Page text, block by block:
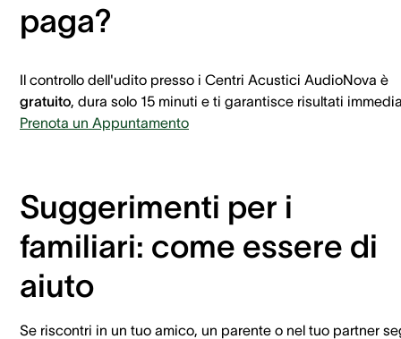
paga?
Il controllo dell'udito presso i Centri Acustici AudioNova è
gratuito, dura solo 15 minuti e ti garantisce risultati
Prenota un Appuntamento
Suggerimenti per i
familiari: come essere di
aiuto
Se riscontri in un tuo amico, un parente o nel tuo partner